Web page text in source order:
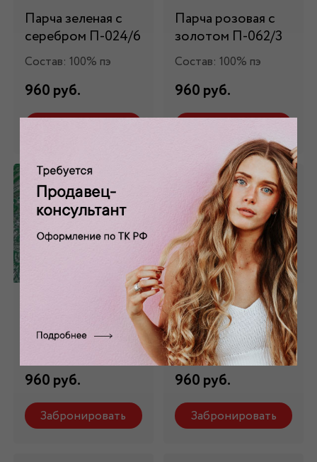
Парча зеленая с
серебром П-024/6
Состав: 100% пэ
960 руб.
Парча розовая с
золотом П-062/3
Состав: 100% пэ
960 руб.
серебром П-024/7
960 руб.
Забронировать
Парча голубая с
серебром П-062/8
Состав: 100% пэ
960 руб.
Забронировать